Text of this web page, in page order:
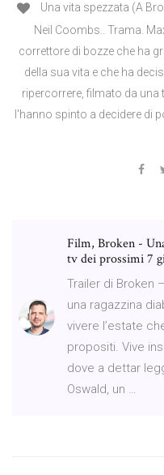
Una vita spezzata (A
Neil Coombs.. Trama.
correttore di bozze che ha
della sua vita e che ha
ripercorrere, filmato da una
l'hanno spinto a decidere di
Film, Broken -
tv dei prossimi 7
Trailer di Broken
una ragazzina
vivere l’estate
propositi. Vive
dove a dettar
Oswald, un …